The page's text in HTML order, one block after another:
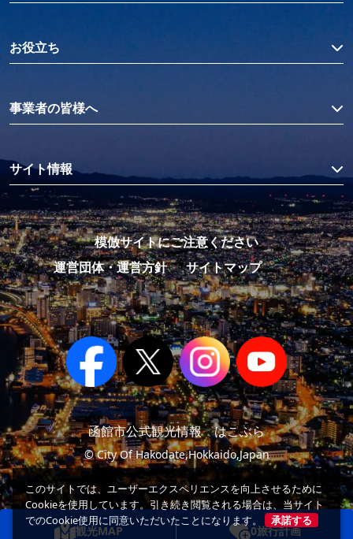
観光MAP 0旅行計画
お役立ち
事業者の皆様へ
サイト情報
模倣サイトにご注意ください
運営団体・運営方針
サイトマップ
函館市公式観光情報 はこぶら
© City Of Hakodate,Hokkaido,Japan
このサイトでは、ユーザーエクスペリエンスを向上させるために
Cookieを使用しています。引き続き閲覧される場合は、当サイト
でのCookie使用に同意いただいたことになります。
承諾する